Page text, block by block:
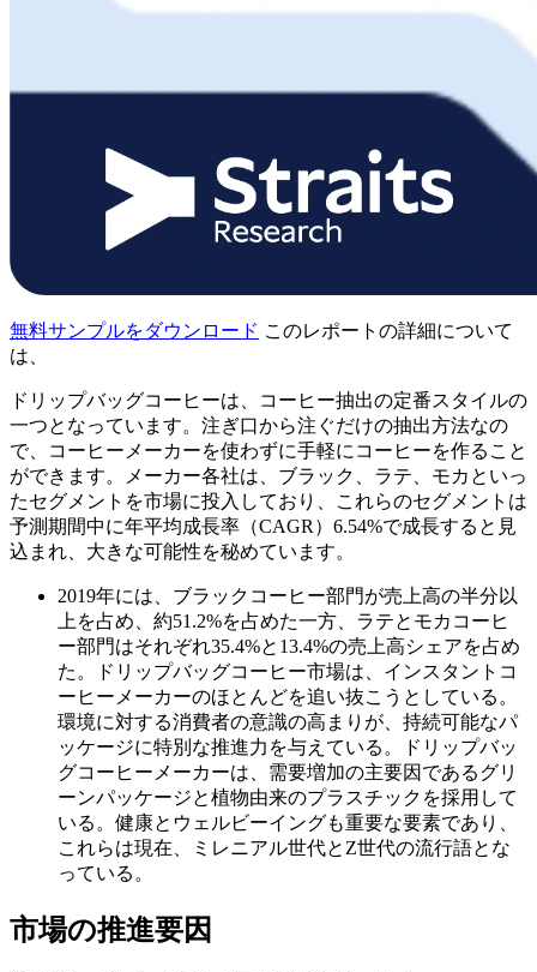
無料サンプルをダウンロード このレポートの詳細について
は、
ドリップバッグコーヒーは、コーヒー抽出の定番スタイルの
一つとなっています。注ぎ口から注ぐだけの抽出方法なの
で、コーヒーメーカーを使わずに手軽にコーヒーを作ること
ができます。メーカー各社は、ブラック、ラテ、モカといっ
たセグメントを市場に投入しており、これらのセグメントは
予測期間中に年平均成長率（CAGR）6.54%で成長すると見
込まれ、大きな可能性を秘めています。
2019年には、ブラックコーヒー部門が売上高の半分以
上を占め、約51.2%を占めた一方、ラテとモカコーヒ
ー部門はそれぞれ35.4%と13.4%の売上高シェアを占め
た。ドリップバッグコーヒー市場は、インスタントコ
ーヒーメーカーのほとんどを追い抜こうとしている。
環境に対する消費者の意識の高まりが、持続可能なパ
ッケージに特別な推進力を与えている。ドリップバッ
グコーヒーメーカーは、需要増加の主要因であるグリ
ーンパッケージと植物由来のプラスチックを採用して
いる。健康とウェルビーイングも重要な要素であり、
これらは現在、ミレニアル世代とZ世代の流行語とな
っている。
市場の推進要因